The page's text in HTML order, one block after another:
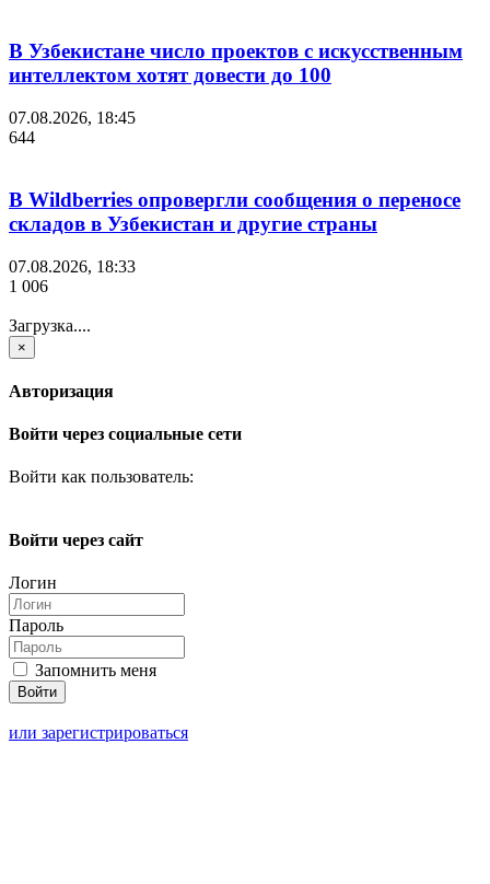
В Узбекистане число проектов с искусственным
интеллектом хотят довести до 100
07.08.2026, 18:45
644
В Wildberries опровергли сообщения о переносе
складов в Узбекистан и другие страны
07.08.2026, 18:33
1 006
Загрузка....
×
Авторизация
Войти через социальные сети
Войти как пользователь:
Войти через сайт
Логин
Пароль
Запомнить меня
или зарегистрироваться